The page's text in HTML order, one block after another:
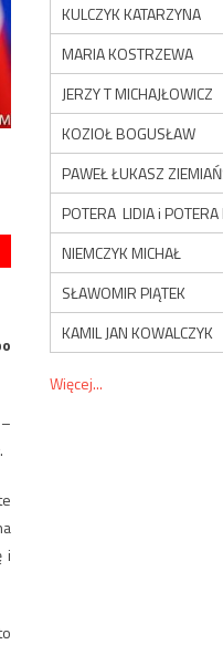
i
KULCZYK KATARZYNA
MARIA KOSTRZEWA
JERZY T MICHAJŁOWICZ
KOZIOŁ BOGUSŁAW
PAWEŁ ŁUKASZ
POTERA LIDIA i
NIEMCZYK MICHAŁ
SŁAWOMIR PIĄTEK
KAMIL JAN KOWALCZYK
Więcej...